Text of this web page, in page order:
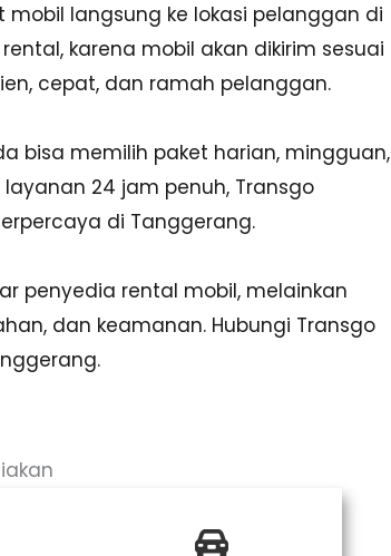
langsung ke lokasi pelanggan di
karena mobil akan dikirim sesuai
cepat, dan ramah pelanggan.
bisa memilih paket harian, mingguan,
24 jam penuh, Transgo
di Tanggerang.
penyedia rental mobil, melainkan
dan keamanan. Hubungi Transgo